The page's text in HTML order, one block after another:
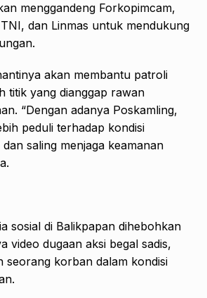
menggandeng Forkopimcam,
dan Linmas untuk mendukung
akan membantu patroli
titik yang dianggap rawan
“Dengan adanya Poskamling,
peduli terhadap kondisi
saling menjaga keamanan
sosial di Balikpapan dihebohkan
video dugaan aksi begal sadis,
seorang korban dalam kondisi